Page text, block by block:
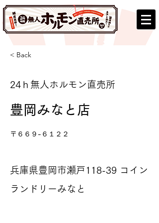
< Back
24ｈ無人ホルモン直売所
豊岡みなと店
〒６６９-６１２２
兵庫県豊岡市瀬戸118-39 コイン
ランドリーみなと